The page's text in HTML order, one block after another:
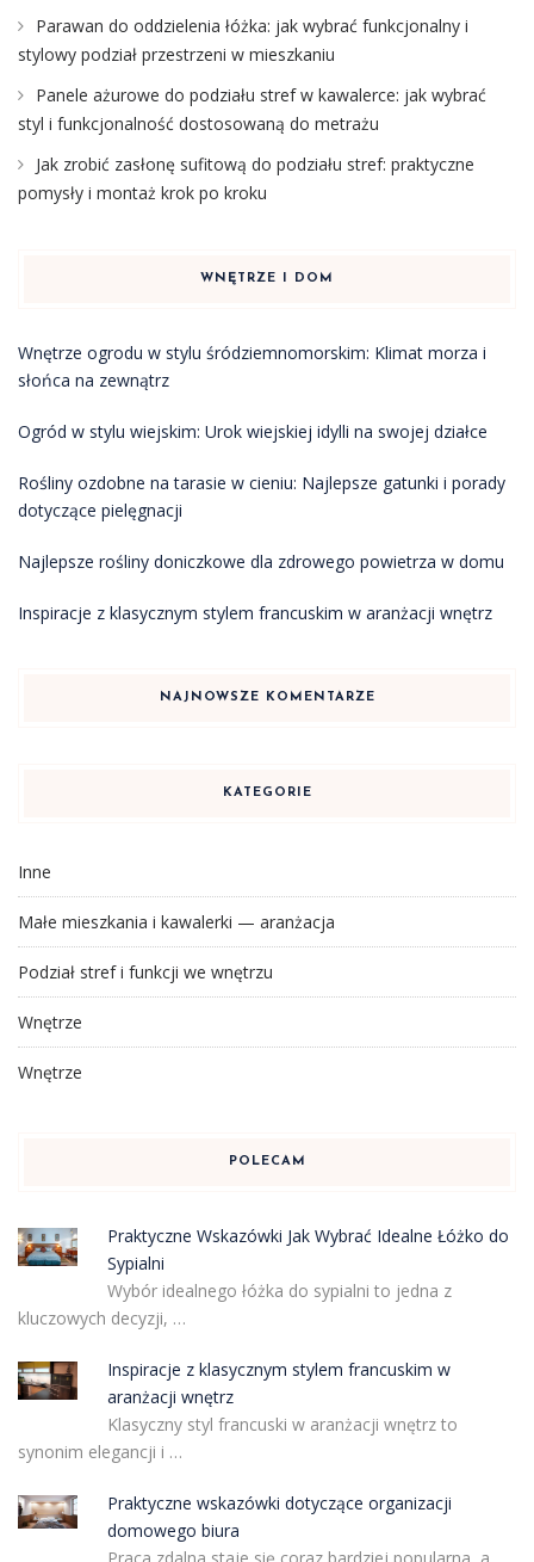
Parawan do oddzielenia łóżka: jak wybrać funkcjonalny i
stylowy podział przestrzeni w mieszkaniu
Panele ażurowe do podziału stref w kawalerce: jak wybrać
styl i funkcjonalność dostosowaną do metrażu
Jak zrobić zasłonę sufitową do podziału stref: praktyczne
pomysły i montaż krok po kroku
WNĘTRZE I DOM
Wnętrze ogrodu w stylu śródziemnomorskim: Klimat morza i
słońca na zewnątrz
Ogród w stylu wiejskim: Urok wiejskiej idylli na swojej działce
Rośliny ozdobne na tarasie w cieniu: Najlepsze gatunki i porady
dotyczące pielęgnacji
Najlepsze rośliny doniczkowe dla zdrowego powietrza w domu
Inspiracje z klasycznym stylem francuskim w aranżacji wnętrz
NAJNOWSZE KOMENTARZE
KATEGORIE
Inne
Małe mieszkania i kawalerki — aranżacja
Podział stref i funkcji we wnętrzu
Wnętrze
Wnętrze
POLECAM
Praktyczne Wskazówki Jak Wybrać Idealne Łóżko do
Sypialni
Wybór idealnego łóżka do sypialni to jedna z
kluczowych decyzji, …
Inspiracje z klasycznym stylem francuskim w
aranżacji wnętrz
Klasyczny styl francuski w aranżacji wnętrz to
synonim elegancji i …
Praktyczne wskazówki dotyczące organizacji
domowego biura